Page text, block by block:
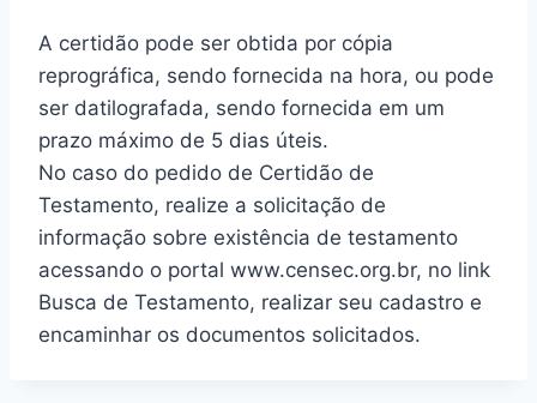
A certidão pode ser obtida por cópia
reprográfica, sendo fornecida na hora, ou pode
ser datilografada, sendo fornecida em um
prazo máximo de 5 dias úteis.
No caso do pedido de Certidão de
Testamento, realize a solicitação de
informação sobre existência de testamento
acessando o portal www.censec.org.br, no link
Busca de Testamento, realizar seu cadastro e
encaminhar os documentos solicitados.